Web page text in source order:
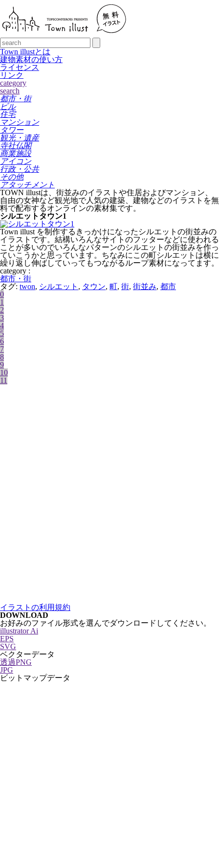
Town illustとは
建物素材の使い方
ライセンス
リンク
category
search
都市・街
ビル
住宅
マンション
タワー
観光・遺産
寺社仏閣
商業施設
アイコン
行政・公共
その他
アタッチメント
TOWN illustは、街並みのイラストや住居およびマンション、
自由の女神など観光地で人気の建築、建物などのイラストを無
料で配布するオンラインの素材集です。
シルエットタウン1
Town illust を制作するきっかけになったシルエットの街並みの
イラストです。結構いろんなサイトのフッターなどに使われる
ことが多いのでいろんなパターンのシルエットの街並みを作っ
ていこうかと思っています。ちなみにこの町シルエットは横に
繰り返し伸ばしていってもつながるループ素材になってます。
category :
都市・街
タグ: twon, シルエット , タウン, 町, 街, 街並み, 都市
0
1
2
3
4
5
6
7
8
9
10
11
イラストの利用規約
DOWNLOAD
お好みのファイル形式を選んでダウンロードしてください。
illustrator Ai
EPS
SVG
ベクターデータ
透過PNG
JPG
ビットマップデータ